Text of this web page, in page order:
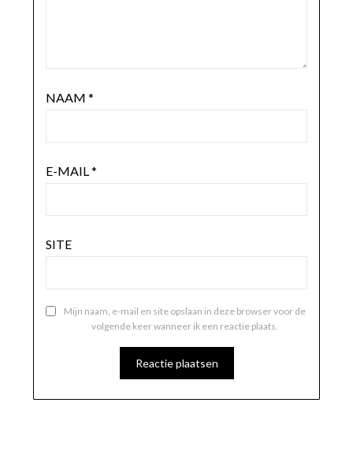
NAAM *
E-MAIL*
SITE
Mijn naam, e-mail en site opslaan in deze browser voor de
volgende keer wanneer ik een reactie plaats.